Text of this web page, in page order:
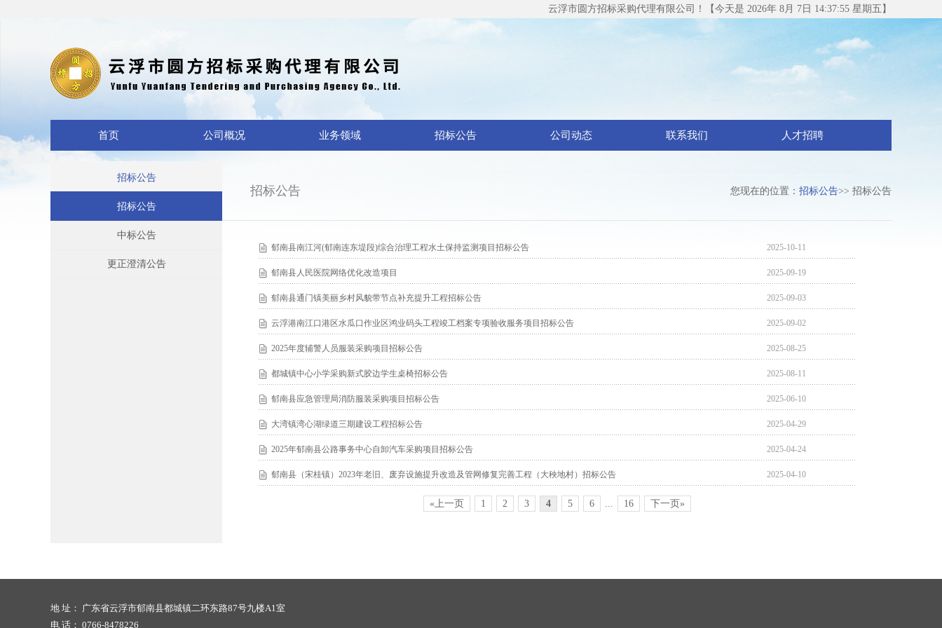
云浮市圆方招标采购代理有限公司！【今天是 2026年 8月 7日 14:37:56 星期五】
首页 公司概况 业务领域 招标公告 公司动态 联系我们 人才招聘
招标公告
招标公告
中标公告
更正澄清公告
招标公告 您现在的位置： 招标公告>> 招标公告
郁南县南江河(郁南连东堤段)综合治理工程水土保持监测项目招标公告 2025-10-11
郁南县人民医院网络优化改造项目 2025-09-19
郁南县通门镇美丽乡村风貌带节点补充提升工程招标公告 2025-09-03
云浮港南江口港区水瓜口作业区鸿业码头工程竣工档案专项验收服务项目招标公告 2025-09-02
2025年度辅警人员服装采购项目招标公告 2025-08-25
都城镇中心小学采购新式胶边学生桌椅招标公告 2025-08-11
郁南县应急管理局消防服装采购项目招标公告 2025-06-10
大湾镇湾心湖绿道三期建设工程招标公告 2025-04-29
2025年郁南县公路事务中心自卸汽车采购项目招标公告 2025-04-24
郁南县（宋桂镇）2023年老旧、废弃设施提升改造及管网修复完善工程（大秧地村）招标公告 2025-04-10
«上一页 1 2 3 4 5 6 ... 16 下一页»
地 址： 广东省云浮市郁南县都城镇二环东路87号九楼A1室
电 话： 0766-8478226